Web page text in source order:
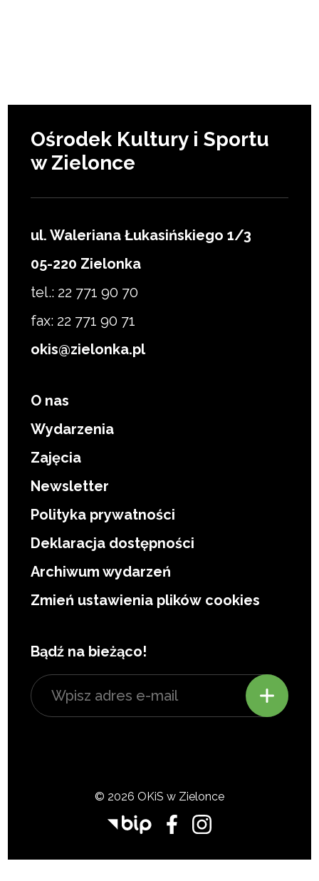
Ośrodek Kultury i Sportu
w Zielonce
ul. Waleriana Łukasińskiego 1/3
05-220 Zielonka
tel.: 22 771 90 70
fax: 22 771 90 71
okis@zielonka.pl
O nas
Wydarzenia
Zajęcia
Newsletter
Polityka prywatności
Deklaracja dostępności
Archiwum wydarzeń
Zmień ustawienia plików cookies
Bądź na bieżąco!
© 2026 OKiS w Zielonce